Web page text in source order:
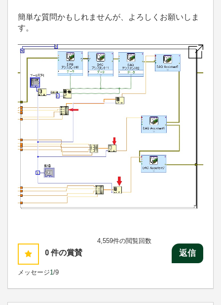
簡単な質問かもしれませんが、よろしくお願いしま
す。
0 件の賞賛
メッセージ1 /9
4,559件の閲覧回数
返信